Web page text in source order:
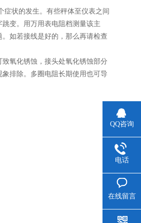
症状的发生。有些秤体至仪表之间
变。用万用表电阻档测量该主
如若接线是好的，那么再请检查
氧化锈蚀，接头处氧化锈蚀部分
排除。多圈电阻长期使用也可导
QQ咨询
电话
在线留言